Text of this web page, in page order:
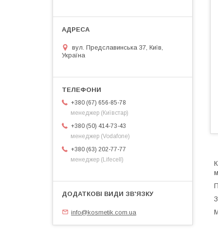
вул. Предславинська 37, Київ,
Україна
+380 (67) 656-85-78
менеджер (Київстар)
+380 (50) 414-73-43
менеджер (Vodafone)
+380 (63) 202-77-77
менеджер (Lifecell)
info@kosmetik.com.ua